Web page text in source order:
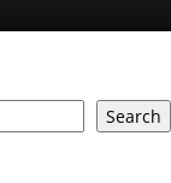
Search